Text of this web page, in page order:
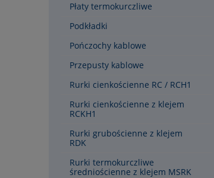
Płaty termokurczliwe
Podkładki
Pończochy kablowe
Przepusty kablowe
Rurki cienkościenne RC / RCH1
Rurki cienkościenne z klejem
RCKH1
Rurki grubościenne z klejem
RDK
Rurki termokurczliwe
średniościenne z klejem MSRK